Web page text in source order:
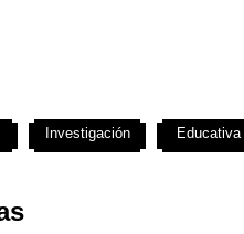
Investigación Educativa